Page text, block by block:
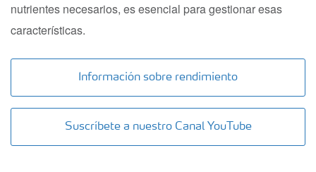
nutrientes necesarios, es esencial para gestionar esas
características.
Información sobre rendimiento
Suscríbete a nuestro Canal YouTube